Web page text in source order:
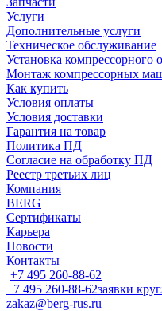
Услуги
Дополнительные услуги
Техническое обслуживание
Установка компрессорного
Монтаж компрессорных
Как купить
Условия оплаты
Условия доставки
Гарантия на товар
Политика ПД
Согласие на обработку ПД
Реестр третьих лиц
Компания
BERG
Сертификаты
Карьера
Новости
Контакты
+7 495 260-88-62
+7 495 260-88-62заявки
zakaz@berg-rus.ru